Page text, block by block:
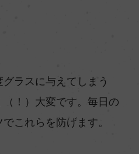
ラスに与えてしまう
！）大変です。毎日の
これらを防げます。